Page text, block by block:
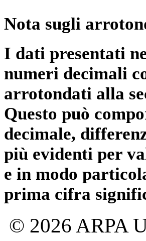
Nota sugli
I dati presentati
numeri decimali
arrotondati alla
Questo può
decimale,
più evidenti per
e in modo
prima cifra
© 2026 ARPA